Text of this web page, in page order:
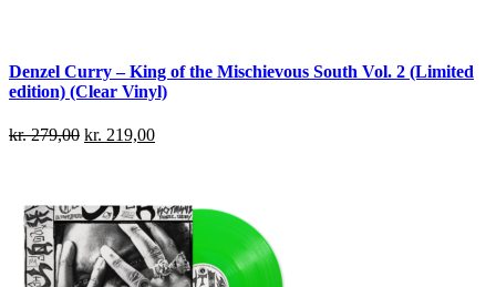
Denzel Curry – King of the Mischievous South Vol. 2 (Limited
edition) (Clear Vinyl)
kr.279,00 kr. 219,00